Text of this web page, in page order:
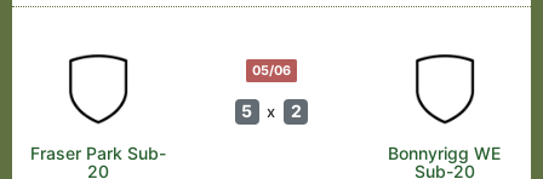
05/06
5 x 2
Fraser Park Sub-
20
Bonnyrigg WE
Sub-20